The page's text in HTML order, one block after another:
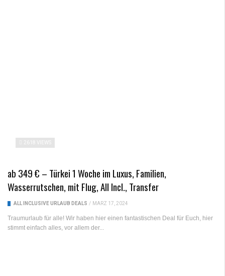
2618 VIEWS
ab 349 € – Türkei 1 Woche im Luxus, Familien,
Wasserrutschen, mit Flug, All Incl., Transfer
ALL INCLUSIVE URLAUB DEALS / MÄRZ 17, 2024
Traumurlaub für alle! Wir haben hier einen fantastischen Deal für Euch, hier
stimmt einfach alles, vor allem der...